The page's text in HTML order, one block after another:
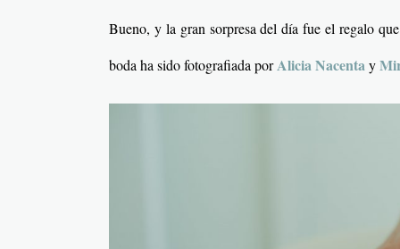
Bueno, y la gran sorpresa del día fue el regalo
boda ha sido fotografiada porAlicia Nacenta y